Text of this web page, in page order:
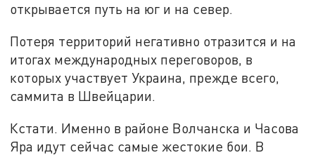
открывается путь на юг и на север.
Потеря территорий негативно отразится и на
итогах международных переговоров, в
которых участвует Украина, прежде всего,
саммита в Швейцарии.
Кстати. Именно в районе Волчанска и Часова
Яра идут сейчас самые жестокие бои. В